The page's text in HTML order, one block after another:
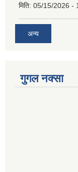
मिति: 05/15/2026 -
अन्य
गुगल नक्सा